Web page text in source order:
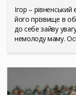
Ігор –
його прізвище в
до себе зайву
немолоду маму.